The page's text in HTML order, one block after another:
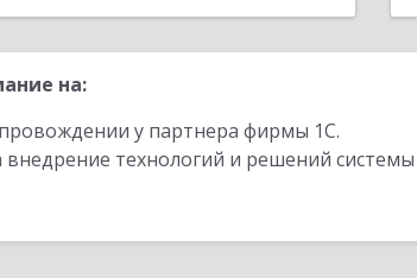
на:
у партнера фирмы 1С.
технологий и решений